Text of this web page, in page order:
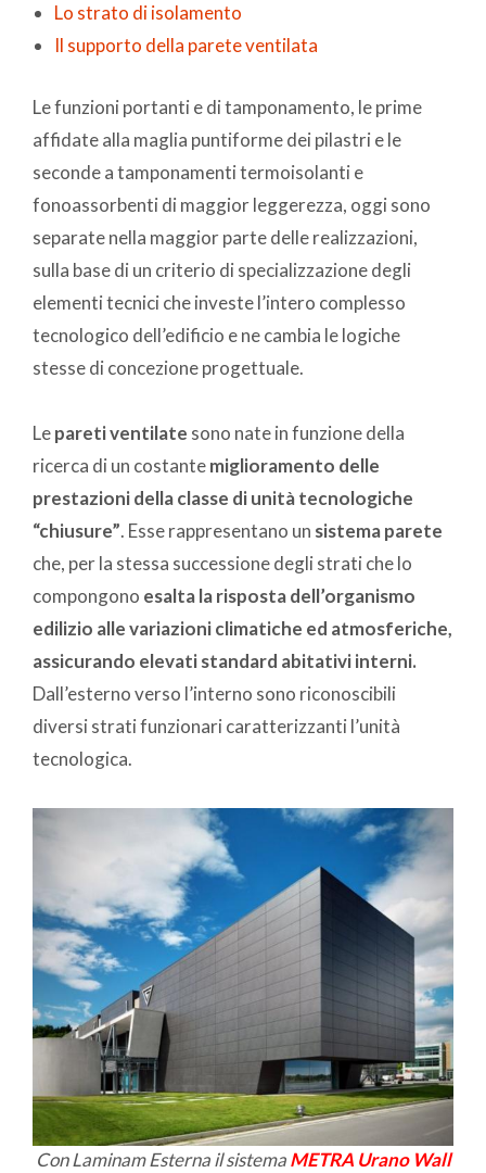
Lo strato di isolamento
Il supporto della parete ventilata
Le funzioni portanti e di tamponamento, le prime
affidate alla maglia puntiforme dei pilastri e le
seconde a tamponamenti termoisolanti e
fonoassorbenti di maggior leggerezza, oggi sono
separate nella maggior parte delle realizzazioni,
sulla base di un criterio di specializzazione degli
elementi tecnici che investe l’intero complesso
tecnologico dell’edificio e ne cambia le logiche
stesse di concezione progettuale.
Lepareti ventilate sono nate in funzione della
ricerca di un costantemiglioramento delle
prestazioni della classe di unità tecnologiche
“chiusure”. Esse rappresentano un sistema parete
che, per la stessa successione degli strati che lo
compongono esalta la risposta dell’organismo
edilizio alle variazioni climatiche ed atmosferiche,
assicurando elevati standard abitativi interni.
Dall’esterno verso l’interno sono riconoscibili
diversi strati funzionari caratterizzanti l’unità
tecnologica.
Con Laminam Esterna il sistemaMETRA Urano Wall